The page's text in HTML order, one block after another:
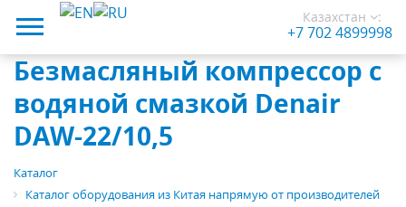
Казахстан
+7 702 4899998
:
Безмасляный компрессор с
водяной смазкой Denair
DAW-22/10,5
Каталог
Каталог оборудования из Китая напрямую от производителей